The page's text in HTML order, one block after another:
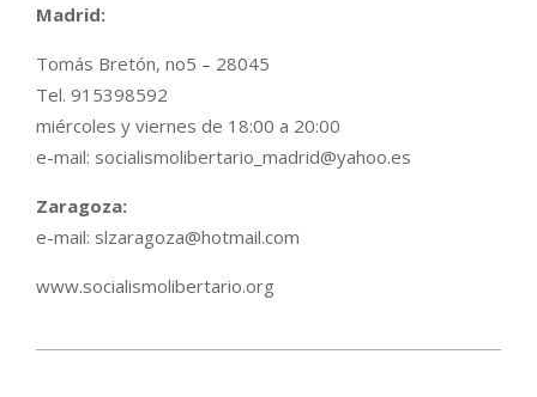
Madrid:
Tomás Bretón, no5 – 28045
Tel. 915398592
miércoles y viernes de 18:00 a 20:00
e-mail: socialismolibertario_madrid@yahoo.es
Zaragoza:
e-mail: slzaragoza@hotmail.com
www.socialismolibertario.org